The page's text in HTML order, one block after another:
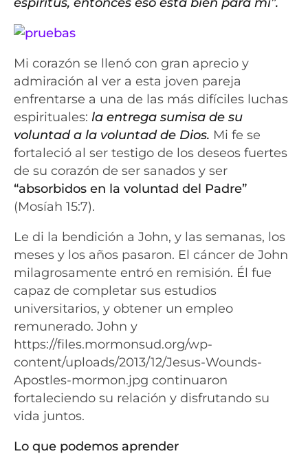
Mi corazón se llenó con gran aprecio y
admiración al ver a esta joven pareja
enfrentarse a una de las más difíciles luchas
espirituales: la entrega sumisa de su
voluntad a la voluntad de Dios. Mi fe se
fortaleció al ser testigo de los deseos fuertes
de su corazón de ser sanados y ser
“absorbidos en la voluntad del Padre”
(Mosíah 15:7).
Le di la bendición a John, y las semanas, los
meses y los años pasaron. El cáncer de John
milagrosamente entró en remisión. Él fue
capaz de completar sus estudios
universitarios, y obtener un empleo
remunerado. John y
https://files.mormonsud.org/wp-
content/uploads/2013/12/Jesus-Wounds-
Apostles-mormon.jpg continuaron
fortaleciendo su relación y disfrutando su
vida juntos.
Lo que podemos aprender